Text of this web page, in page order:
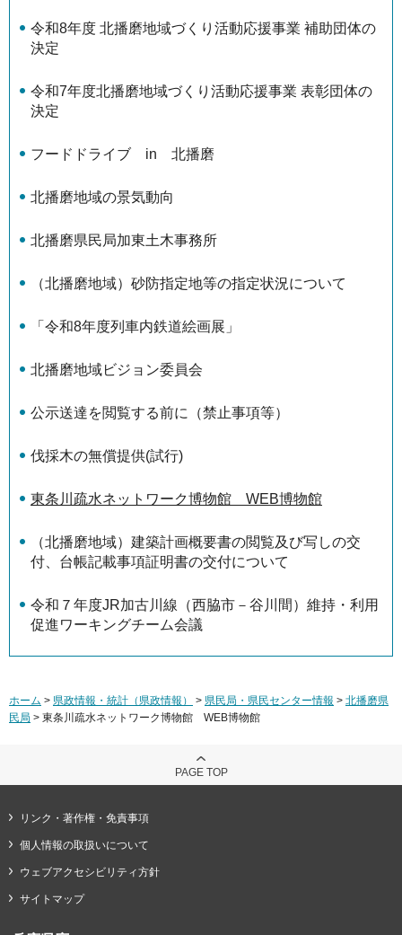
令和8年度 北播磨地域づくり活動応援事業 補助団体の
決定
令和7年度北播磨地域づくり活動応援事業 表彰団体の
決定
フードドライブ in 北播磨
北播磨地域の景気動向
北播磨県民局加東土木事務所
（北播磨地域）砂防指定地等の指定状況について
「令和8年度列車内鉄道絵画展」
北播磨地域ビジョン委員会
公示送達を閲覧する前に（禁止事項等）
伐採木の無償提供(試行)
東条川疏水ネットワーク博物館 WEB博物館
（北播磨地域）建築計画概要書の閲覧及び写しの交
付、台帳記載事項証明書の交付について
令和７年度JR加古川線（西脇市－谷川間）維持・利用
促進ワーキングチーム会議
ホーム > 県政情報・統計（県政情報） > 県民局・県民センター情報 > 北播磨県
民局 > 東条川疏水ネットワーク博物館 WEB博物館
PAGE TOP
リンク・著作権・免責事項
個人情報の取扱いについて
ウェブアクセシビリティ方針
サイトマップ